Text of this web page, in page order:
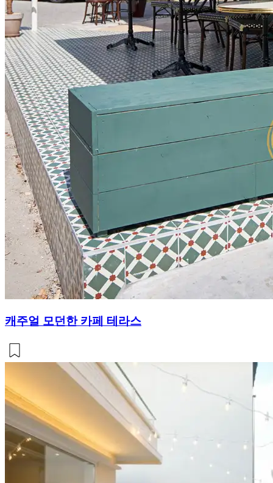
캐주얼 모던한 카페 테라스